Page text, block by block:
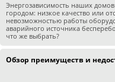
Энергозависимость наших домов
городом: низкое качество или
невозможностью работы
аварийного источника
что же выбрать?
Обзор преимуществ и